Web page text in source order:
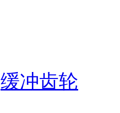
缓冲齿轮